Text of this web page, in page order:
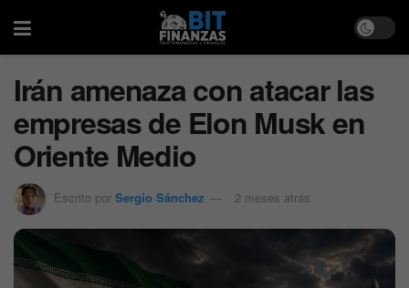
Irán amenaza con atacar las
empresas de Elon Musk en
Oriente Medio
Escrito por Sergio Sánchez 2 meses atrás